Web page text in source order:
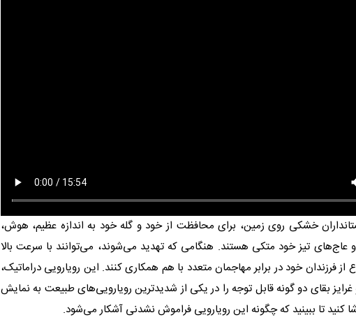
خشکی روی زمین، برای محافظت از خود و گله خود به اندازه عظیم، هوش،
عاج‌های تیز خود متکی هستند. هنگامی که تهدید می‌شوند، می‌توانند با سرعت بالا
از فرزندان خود در برابر مهاجمان متعدد با هم همکاری کنند. این رویارویی دراماتیک،
بقای دو گونه قابل توجه را در یکی از شدیدترین رویارویی‌های طبیعت به نمایش
کنید تا ببینید که چگونه این رویارویی فراموش نشدنی آشکار می‌شود.